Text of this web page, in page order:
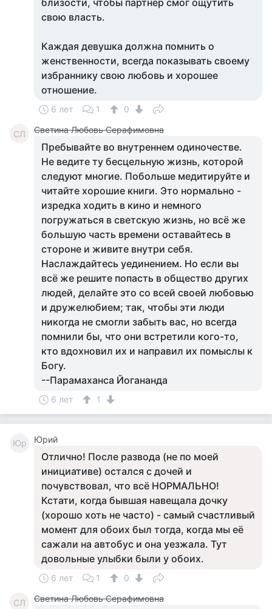
близости, чтобы партнер смог ощутить
свою власть.
Каждая девушка должна помнить о
женственности, всегда показывать своему
избраннику свою любовь и хорошее
отношение.
6 лет 1 0
СЛ Светина Любовь Серафимовна
Пребывайте во внутреннем одиночестве.
Не ведите ту бесцельную жизнь, которой
следуют многие. Побольше медитируйте и
читайте хорошие книги. Это нормально -
изредка ходить в кино и немного
погружаться в светскую жизнь, но всё же
большую часть времени оставайтесь в
стороне и живите внутри себя.
Наслаждайтесь уединением. Но если вы
всё же решите попасть в общество других
людей, делайте это со всей своей любовью
и дружелюбием; так, чтобы эти люди
никогда не смогли забыть вас, но всегда
помнили бы, что они встретили кого-то,
кто вдохновил их и направил их помыслы к
Богу.
--Парамаханса Йогананда
6 лет 1
Юр Юрий
Отлично! После развода (не по моей
инициативе) остался с дочей и
почувствовал, что всё НОРМАЛЬНО!
Кстати, когда бывшая навещала дочку
(хорошо хоть не часто) - самый счастливый
момент для обоих был тогда, когда мы её
сажали на автобус и она уезжала. Тут
довольные улыбки были у обоих.
6 лет 1 0
СЛ Светина Любовь Серафимовна